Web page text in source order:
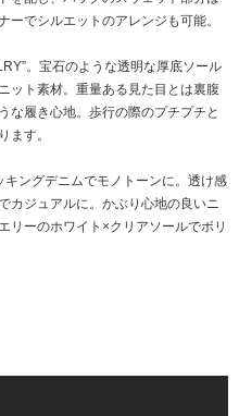
ーでシルエットのアレンジも可能。
。宝石のような透明な厚底ソール
ット素材。重量ある見た目とは裏腹
な履き心地。歩行の際のプチプチと
ます。
キングデニムでモノトーンに。透け感
カジュアルに。かぶり心地の良いニ
リーのホワイト×クリアソールでボリ